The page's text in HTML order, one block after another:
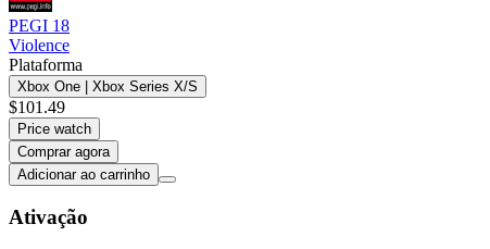
PEGI 18
Violence
Plataforma
Xbox One | Xbox Series X/S
$101.49
Price watch
Comprar agora
Adicionar ao carrinho
Ativação